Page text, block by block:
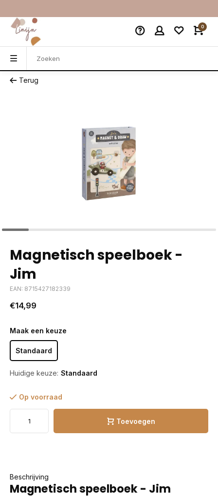
0
Terug
Magnetisch speelboek -
Jim
EAN: 8715427182339
€14,99
Maak een keuze
Standaard
Huidige keuze: Standaard
Op voorraad
Toevoegen
Beschrijving
Magnetisch speelboek - Jim